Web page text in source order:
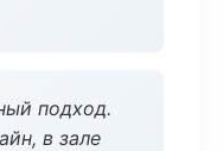
подход.
в зале